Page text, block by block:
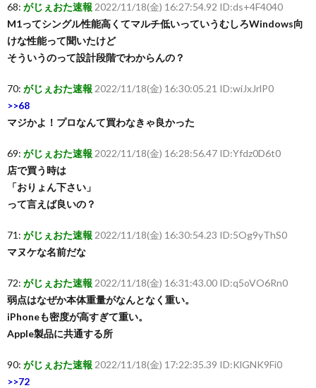
68: がじぇおた速報 2022/11/18(金) 16:27:54.92 ID:ds+4F4040
M1ってシングル性能高くてマルチ低いっていうむしろWindows向
けな性能って聞いたけど
そういうのって設計段階でわからんの？
70: がじぇおた速報 2022/11/18(金) 16:30:05.21 ID:wiJxJrlP0
>>68
マジかよ！プロなんて買わなきゃ良かった
69: がじぇおた速報 2022/11/18(金) 16:28:56.47 ID:Yfdz0D6t0
店で買う時は
「おりょん下さい」
って言えば良いの？
71: がじぇおた速報 2022/11/18(金) 16:30:54.23 ID:5Og9yThS0
マヌケな名前だな
72: がじぇおた速報 2022/11/18(金) 16:31:43.00 ID:q5oVO6Rn0
弱点はなぜか本体重量がなんとなく重い。
iPhoneも密度が高すぎて重い。
Apple製品に共通する所
90: がじぇおた速報 2022/11/18(金) 17:22:35.39 ID:KlGNK9Fi0
>>72